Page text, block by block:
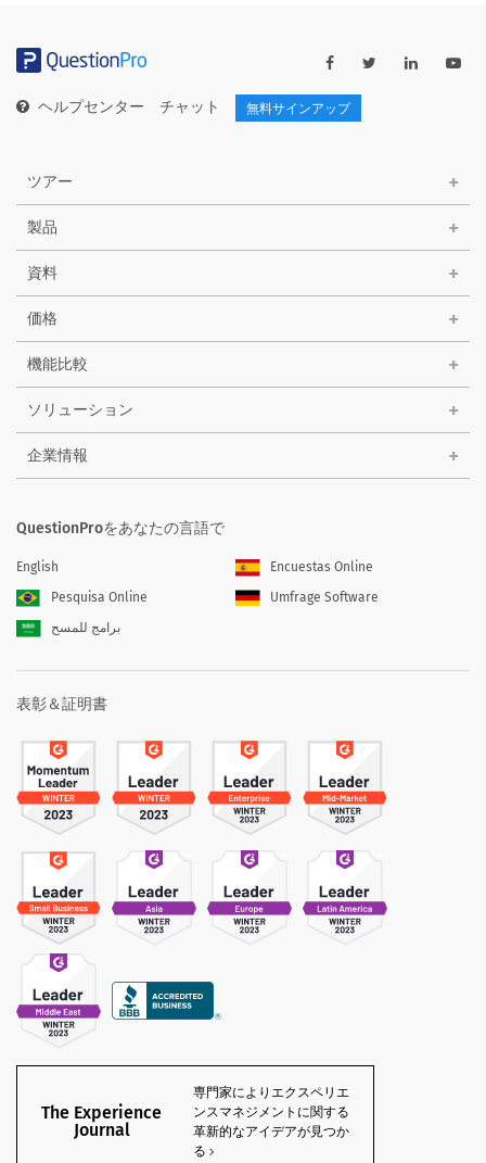
ー
ヘルプセンター チャット 無料サインアップ
ツアー
製品
資料
価格
機能比較
ソリューション
企業情報
QuestionProをあなたの言語で
English
Encuestas Online
Pesquisa Online
Umfrage Software
برامج للمسح
表彰＆証明書
The Experience
Journal
専門家によりエクスペリエ
ンスマネジメントに関する
革新的なアイデアが見つか
る